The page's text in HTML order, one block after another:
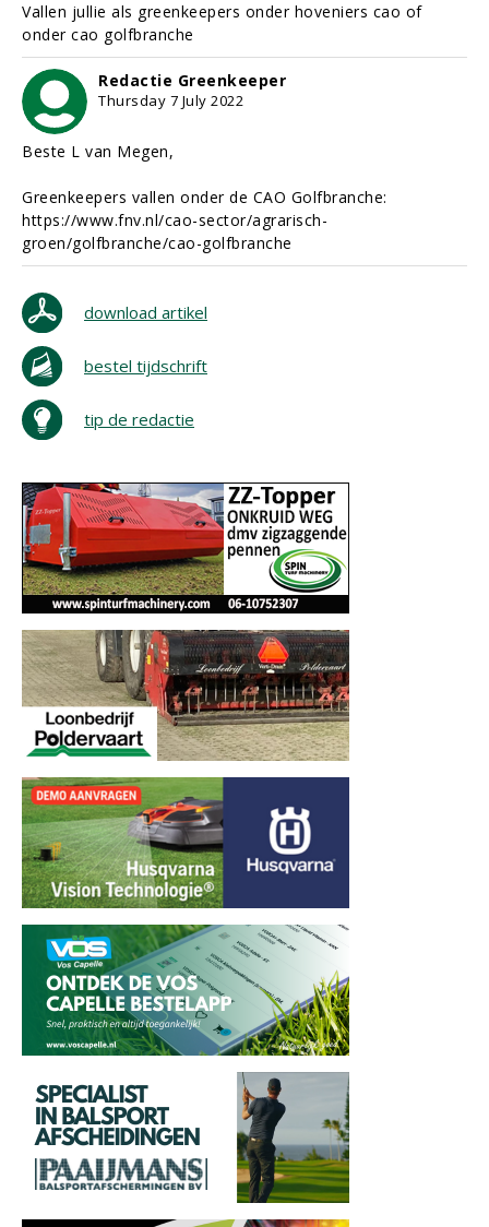
Vallen jullie als greenkeepers onder hoveniers cao of
onder cao golfbranche
Redactie Greenkeeper
Thursday 7 July 2022
Beste L van Megen,
Greenkeepers vallen onder de CAO Golfbranche:
https://www.fnv.nl/cao-sector/agrarisch-
groen/golfbranche/cao-golfbranche
download artikel
bestel tijdschrift
tip de redactie